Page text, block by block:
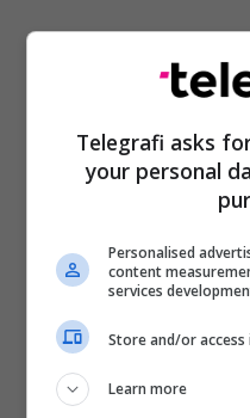
Promo
Telegrafi asks
your personal
Personalised
content
services
Store and/or
Learn more